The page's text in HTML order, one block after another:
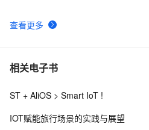
查看更多
相关电子书
ST + AliOS > Smart IoT !
IOT赋能旅行场景的实践与展望